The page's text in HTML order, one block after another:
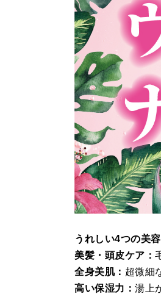
うれしい4つの美
美髪・頭皮ケア：
全身美肌： 超微細
高い保湿力： 湯上